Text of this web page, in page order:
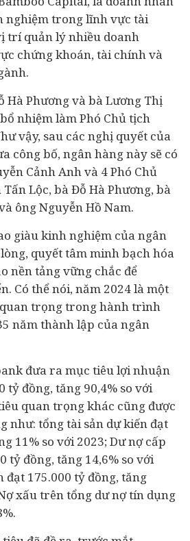
nghiệm trong lĩnh vực tài
trí quản lý nhiều doanh
chứng khoán, tài chính và
Hà Phương và bà Lương Thị
nhiệm làm Phó Chủ tịch
vậy, sau các nghị quyết của
công bố, ngân hàng này sẽ có
Cảnh Anh và 4 Phó Chủ
Lộc, bà Đỗ Hà Phương, bà
ông Nguyễn Hồ Nam.
giàu kinh nghiệm của ngân
quyết tâm minh bạch hóa
nền tảng vững chắc để
Có thể nói, năm 2024 là một
trọng trong hành trình
năm thành lập của ngân
đưa ra mục tiêu lợi nhuận
tỷ đồng, tăng 90,4% so với
quan trọng khác cũng được
như: tổng tài sản dự kiến đạt
11% so với 2023; Dư nợ cấp
tỷ đồng, tăng 14,6% so với
đạt 175.000 tỷ đồng, tăng
xấu trên tổng dư nợ tín dụng